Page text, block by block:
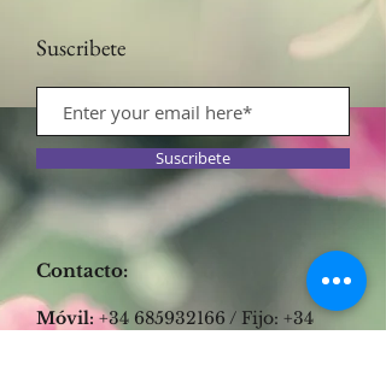
Suscribete
Suscribete
Contacto:​
Móvil: +34 685932166 / Fijo: +34